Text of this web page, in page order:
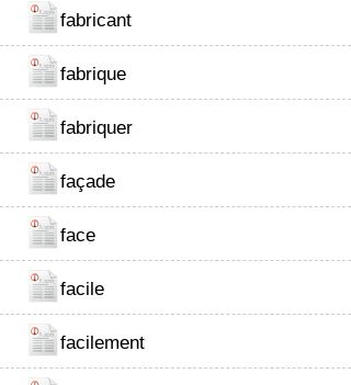
fabricant
fabrique
fabriquer
façade
face
facile
facilement